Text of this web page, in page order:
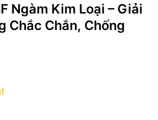
Ngàm Kim Loại – Giải
Chắc Chắn, Chống